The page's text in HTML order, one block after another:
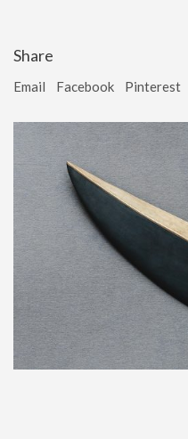
Share
Email Facebook Pinterest